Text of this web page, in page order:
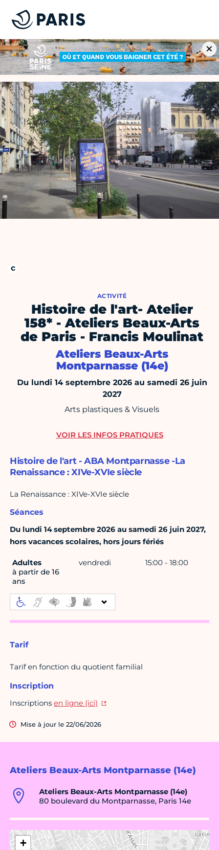
ACTIVITÉ
Histoire de l'art- Atelier
158* - Ateliers Beaux-Arts
de Paris - Francis Moulinat
Ateliers Beaux-Arts
Montparnasse (14e)
Du lundi 14 septembre 2026 au samedi 26 juin
2027
Arts plastiques & Visuels
Ateliers Beaux-Arts Montparnasse (14e)
Ateliers Beaux-Arts Montparnasse (14e)
80 boulevard du Montparnasse, Paris 14e
+
Histoire de l'art - ABA Montparnasse -La
Renaissance : XIVe-XVIe siècle
La Renaissance : XIVe-XVIe siècle
Séances
Du lundi 14 septembre 2026 au samedi 26 juin 2027,
hors vacances scolaires, hors jours fériés
Adultes
à partir de 16
ans
vendredi 15:00 - 18:00
Tarif
Tarif en fonction du quotient familial
Inscription
Inscriptions en ligne (ici)
Mise à jour le 22/06/2026
VOIR LES INFOS PRATIQUES